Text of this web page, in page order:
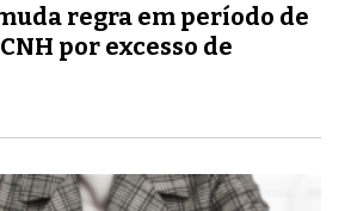
regra em período de
por excesso de